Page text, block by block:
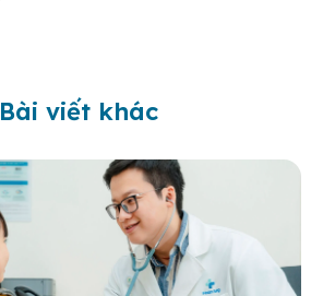
Bài viết khác